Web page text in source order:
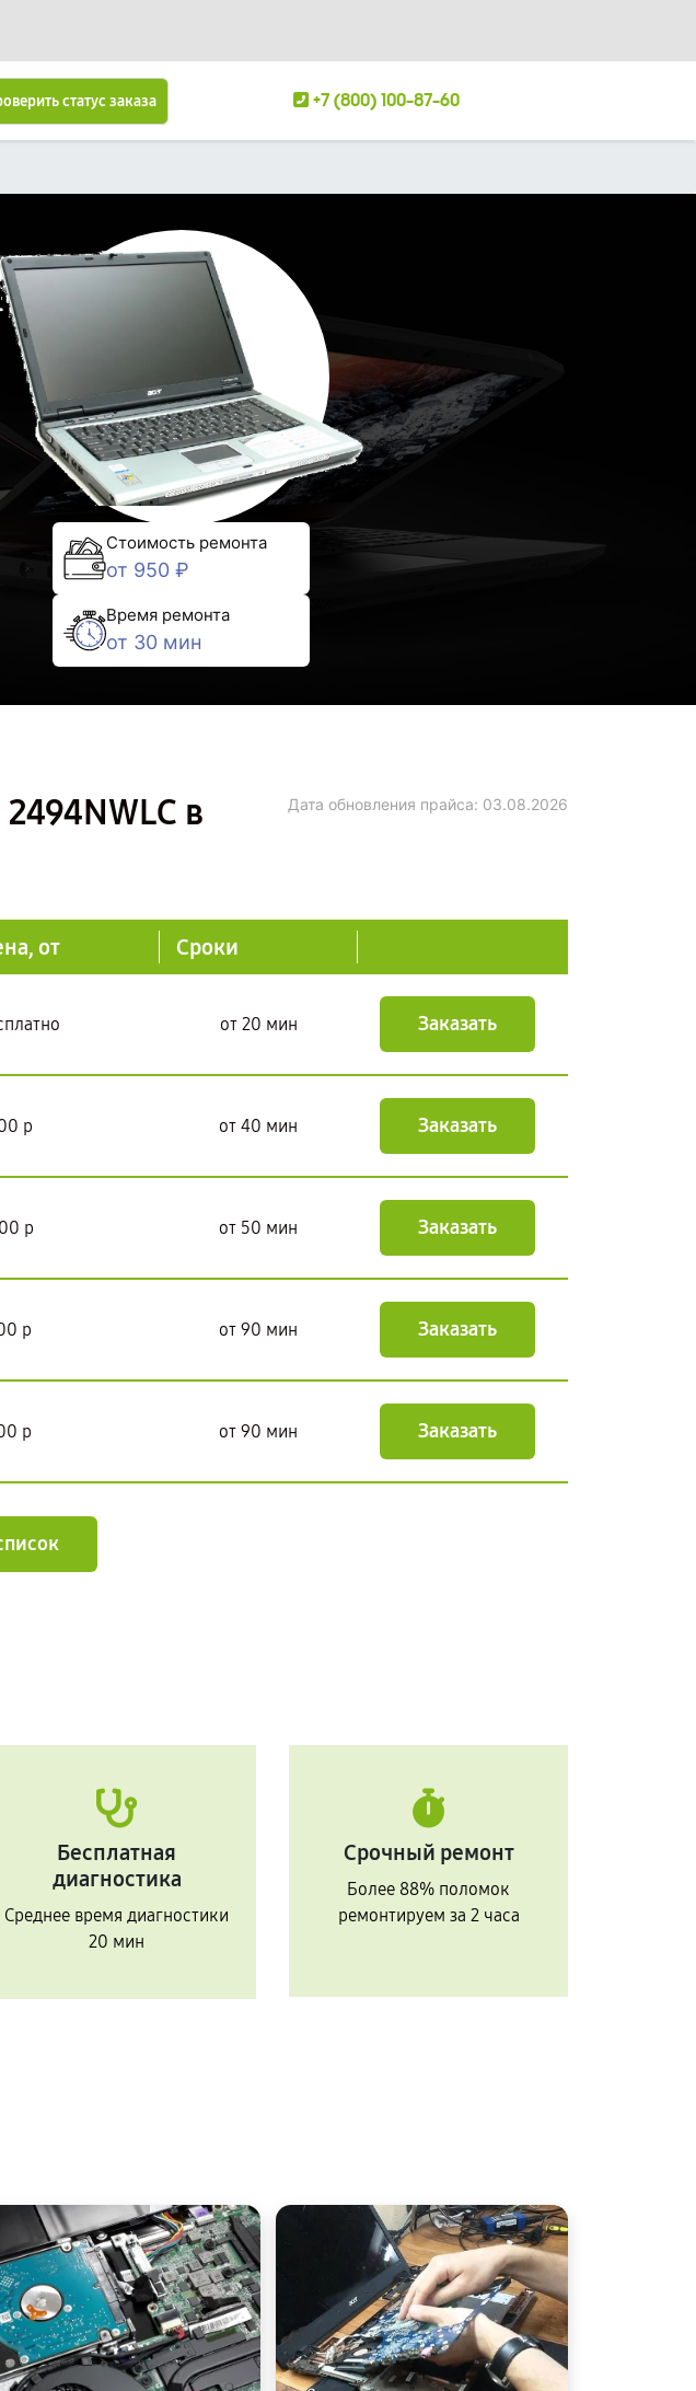
статус заказа +7 (800) 100-87-60
Стоимость ремонта
от 950 ₽
Время ремонта
от 30 мин
в
Дата обновления прайса: 03.08.2026
от Сроки
от 20 мин Заказать
р от 40 мин Заказать
р от 50 мин Заказать
р от 90 мин Заказать
р от 90 мин Заказать
Бесплатная
диагностика
Среднее время диагностики
20 мин
Срочный ремонт
Более 88% поломок
ремонтируем за 2 часа